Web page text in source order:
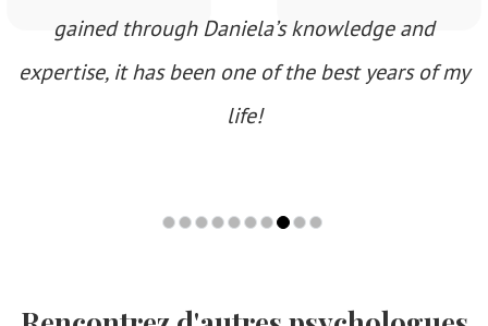
gained through Daniela’s knowledge and
expertise, it has been one of the best years of my
life!